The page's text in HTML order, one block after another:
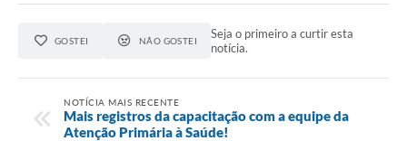
GOSTEI NÃO GOSTEI
Seja o primeiro a curtir esta
notícia.
NOTÍCIA MAIS RECENTE
Mais registros da capacitação com a equipe da
Atenção Primária à Saúde!